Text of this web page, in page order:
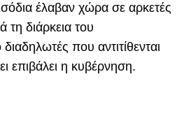
έλαβαν χώρα σε αρκετές
τη διάρκεια του
που αντιτίθενται
επιβάλει η κυβέρνηση.